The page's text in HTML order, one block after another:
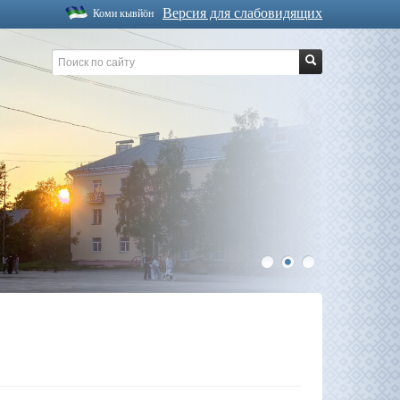
Версия для слабовидящих
Коми кывйöн
1 2 3